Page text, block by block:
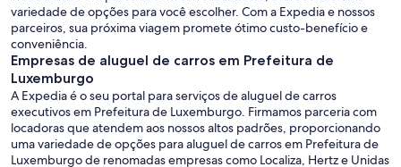
variedade de opções para você escolher. Com a Expedia e nossos
parceiros, sua próxima viagem promete ótimo custo-benefício e
conveniência.
Empresas de aluguel de carros em Prefeitura de
Luxemburgo
A Expedia é o seu portal para serviços de aluguel de carros
executivos em Prefeitura de Luxemburgo. Firmamos parceria com
locadoras que atendem aos nossos altos padrões, proporcionando
uma variedade de opções para aluguel de carros em Prefeitura de
Luxemburgo de renomadas empresas como Localiza, Hertz e Unidas